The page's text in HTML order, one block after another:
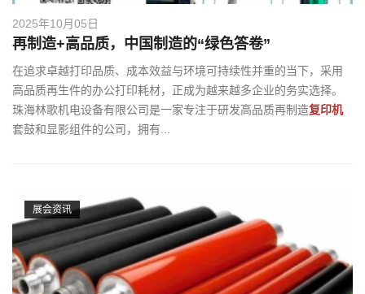
2025年10月05日
再制造+高品质，中国制造的“绿色答卷”
在追求卓越打印品质、成本效益与环境可持续性并重的当下，采用
高品质再生件的办公打印耗材，正成为越来越多企业的务实选择。
珠海林歌机电设备有限公司是一家专注于研发高品质再制造复印机
套鼓和显影组件的公司，拥有...
展会资讯